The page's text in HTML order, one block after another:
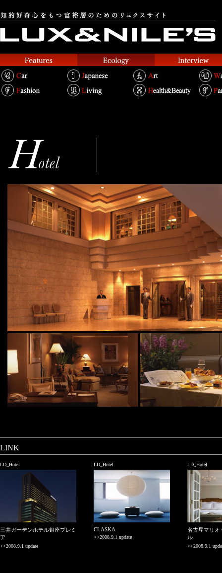
LINK
LD_Hotel
三井ガーデンホテル銀座プレミ
ア
>>2008.9.1 update
LD_Hotel
CLASKA
>>2008.9.1 update
LD_Hotel
名古屋マリオ
ル
>>2008.9.1